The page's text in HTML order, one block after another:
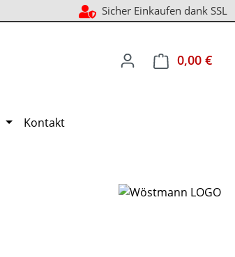
Sicher Einkaufen dank SSL
0,00 €
Kontakt